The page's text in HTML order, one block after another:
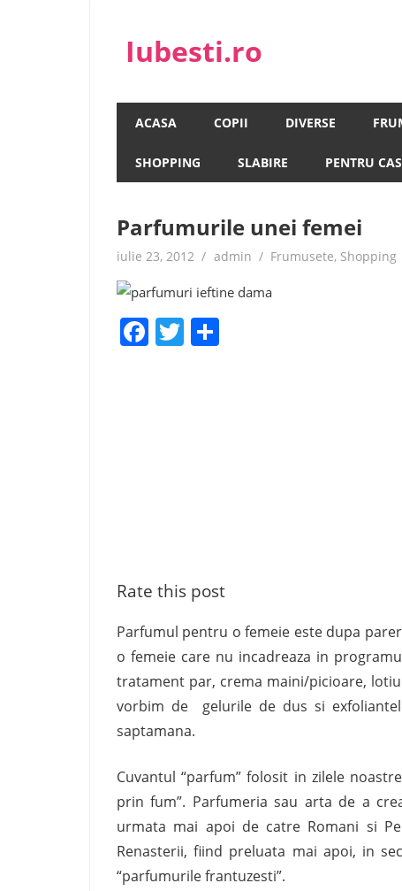
Iubesti.ro
ACASA COPII DIVERSE
SHOPPING SLABIRE PENTRU
Parfumurile unei femei
iulie 23, 2012 admin Frumusete, Shopping
Facebook
Twitter
Rate this post
Parfumul pentru o femeie este dupa
o femeie care nu incadreaza in
tratament par, crema maini/picioare,
vorbim de gelurile de dus si
saptamana.
Cuvantul “parfum” folosit in zilele
prin fum”. Parfumeria sau arta de a
urmata mai apoi de catre Romani si
Renasterii, fiind preluata mai apoi, in
“parfumurile frantuzesti”.